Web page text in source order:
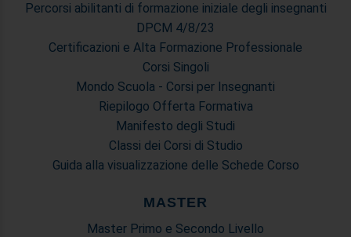
Percorsi abilitanti di formazione iniziale degli insegnanti
DPCM 4/8/23
Certificazioni e Alta Formazione Professionale
Corsi Singoli
Mondo Scuola - Corsi per Insegnanti
Riepilogo Offerta Formativa
Manifesto degli Studi
Classi dei Corsi di Studio
Guida alla visualizzazione delle Schede Corso
MASTER
Master Primo e Secondo Livello